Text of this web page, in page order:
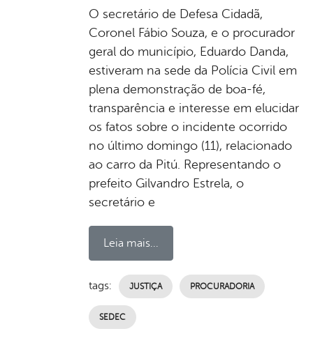
O secretário de Defesa Cidadã,
Coronel Fábio Souza, e o procurador
geral do município, Eduardo Danda,
estiveram na sede da Polícia Civil em
plena demonstração de boa-fé,
transparência e interesse em elucidar
os fatos sobre o incidente ocorrido
no último domingo (11), relacionado
ao carro da Pitú. Representando o
prefeito Gilvandro Estrela, o
secretário e
Leia mais...
tags: JUSTIÇA PROCURADORIA
SEDEC